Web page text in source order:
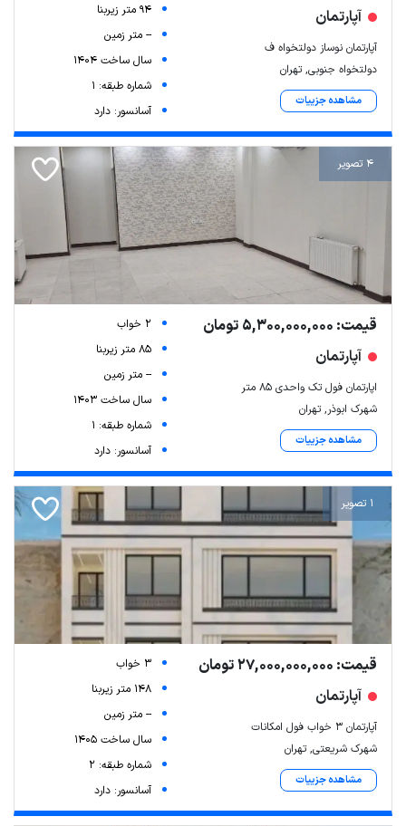
آپارتمان
آپارتمان نوساز دولتخواه ف
دولتخواه جنوبی, تهران
مشاهده جزییات
94 متر زیربنا
-- متر زمین
سال ساخت 1404
شماره طبقه: 1
آسانسور: دارد
4 تصویر
قیمت: 5,300,000,000 تومان
آپارتمان
اپارتمان فول تک واحدی ۸۵ متر
شهرک ابوذر, تهران
مشاهده جزییات
2 خواب
85 متر زیربنا
-- متر زمین
سال ساخت 1403
شماره طبقه: 1
آسانسور: دارد
1 تصویر
قیمت: 27,000,000,000 تومان
آپارتمان
آپارتمان ۳ خواب فول امکانات
شهرک شریعتی, تهران
مشاهده جزییات
3 خواب
148 متر زیربنا
-- متر زمین
سال ساخت 1405
شماره طبقه: 2
آسانسور: دارد